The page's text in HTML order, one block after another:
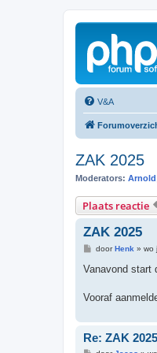
V&A
ZAK 2025
Moderators: Arnold
Plaats reactie
ZAK 2025
B
r
h
doorHenk » wo
Vanavond start
Vooraf
Re: ZAK 2025